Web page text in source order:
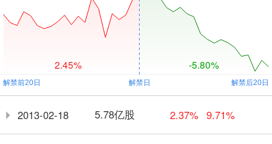
2.45% -5.80%
2013-02-18 5.78亿股 2.37% 9.71%